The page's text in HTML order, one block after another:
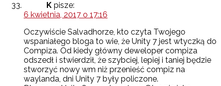
K pisze:
6 kwietnia, 2017 o 17:16
Oczywiście Salvadhorze, kto czyta Twojego
wspaniałego bloga to wie, że Unity 7 jest wtyczką do
Compiza. Od kiedy główny deweloper compiza
odszedł i stwierdził, że szybciej, lepiej i taniej będzie
stworzyć nowy wm niż przenieść compiz na
waylanda, dni Unity 7 były policzone.